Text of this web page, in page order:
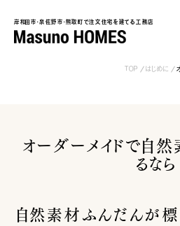
岸和田市・泉佐野市・熊取町で注文住宅を建てる工務店
岸和田市・泉佐野市・熊取町で注文住宅を建てる工務店
TOP はじめに
オーダーメイドで自
るなら
自然素材ふんだんが